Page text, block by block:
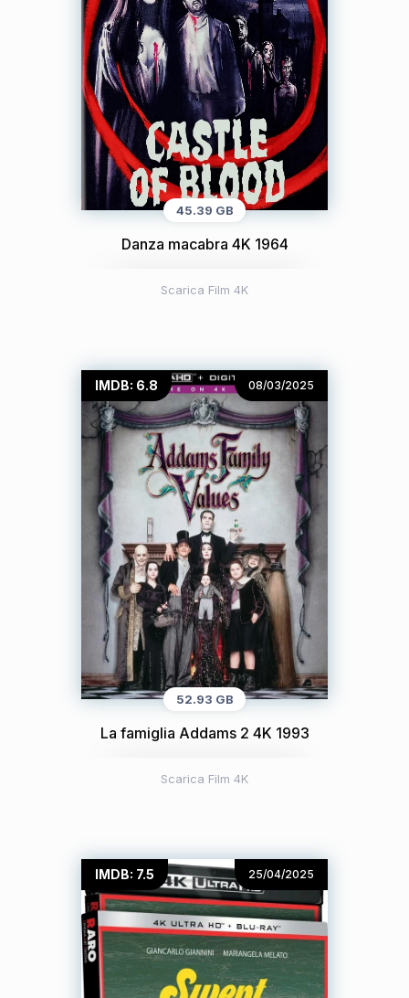
45.39 GB
Danza macabra 4K 1964
Scarica Film 4K
IMDB: 6.8 08/03/2025
52.93 GB
La famiglia Addams 2 4K 1993
Scarica Film 4K
IMDB: 7.5 25/04/2025